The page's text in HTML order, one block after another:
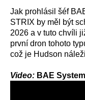
Jak prohlásil šéf
STRIX by měl být
2026 a v tuto chvíli
první dron tohoto
což je Hudson
Video: BAE